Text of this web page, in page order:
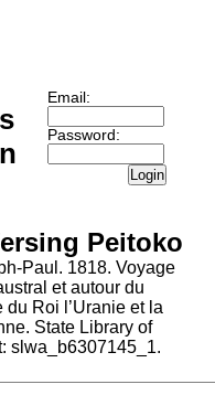
Email:
Password:
Login
Peitoko
Paul. 1818. Voyage
et autour du
Roi l’Uranie et la
State Library of
slwa_b6307145_1.